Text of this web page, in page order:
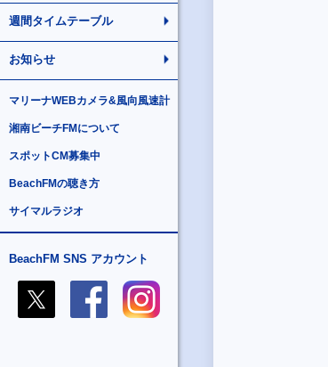
週間タイムテーブル
お知らせ
マリーナWEBカメラ&風向風速計
湘南ビーチFMについて
スポットCM募集中
BeachFMの聴き方
サイマルラジオ
BeachFM SNS アカウント